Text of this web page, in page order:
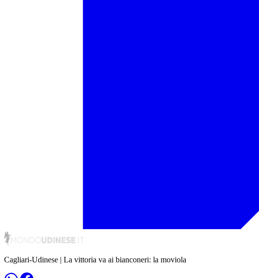
Cagliari-Udinese | La vittoria va ai bianconeri: la moviola